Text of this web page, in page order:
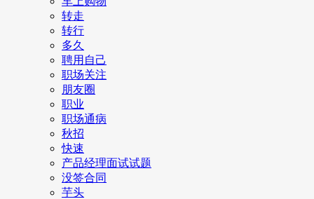
转走
转行
多久
聘用自己
职场关注
朋友圈
职业
职场通病
秋招
快速
产品经理面试试题
没签合同
芋头